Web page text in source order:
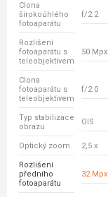
Clona
širokoúhlého
fotoaparátu
f/2.2
Rozlišení
fotoaparátu s
teleobjektivem
50 Mpx
Clona
fotoaparátu s
teleobjektivem
f/2.0
Typ stabilizace
obrazu
OIS
Optický zoom 2,5 x
Rozlišení
předního
fotoaparátu
32 Mpx